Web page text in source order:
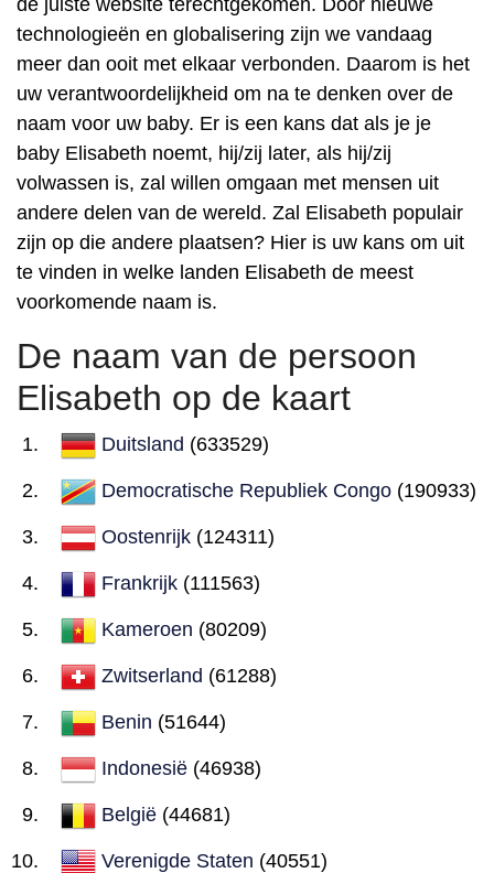
de juiste website terechtgekomen. Door nieuwe
technologieën en globalisering zijn we vandaag
meer dan ooit met elkaar verbonden. Daarom is het
uw verantwoordelijkheid om na te denken over de
naam voor uw baby. Er is een kans dat als je je
baby Elisabeth noemt, hij/zij later, als hij/zij
volwassen is, zal willen omgaan met mensen uit
andere delen van de wereld. Zal Elisabeth populair
zijn op die andere plaatsen? Hier is uw kans om uit
te vinden in welke landen Elisabeth de meest
voorkomende naam is.
De naam van de persoon
Elisabeth op de kaart
Duitsland (633529)
Democratische Republiek Congo (190933)
Oostenrijk (124311)
Frankrijk (111563)
Kameroen (80209)
Zwitserland (61288)
Benin (51644)
Indonesië (46938)
België (44681)
Verenigde Staten (40551)